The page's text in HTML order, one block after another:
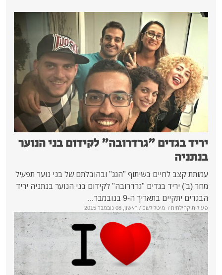
"גרדרובה" לקידום בני הנוער
בשיתוף "הגג" ובהובלתם של בני נוער תפעיל
"גרדרובה" לקידום בני הנוער בנתניה יריד
ה-9 בנובמבר...
לשם/ ראשון, 08 נובמבר 2015